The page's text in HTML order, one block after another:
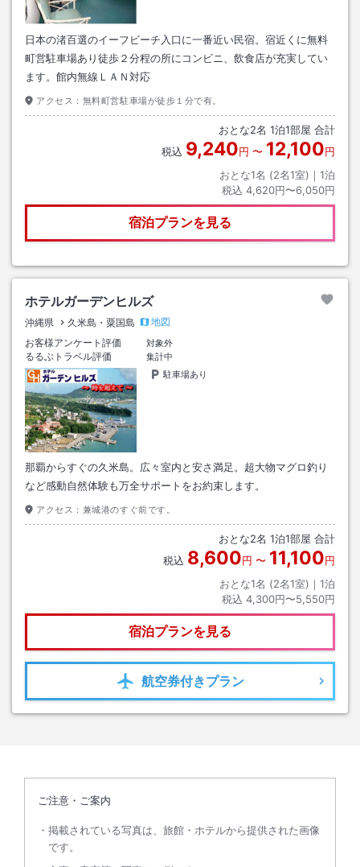
日本の渚百選のイーフビーチ入口に一番近い民宿。宿近くに無料
町営駐車場あり徒歩２分程の所にコンビニ、飲食店が充実してい
ます。館内無線ＬＡＮ対応
アクセス： 無料町営駐車場が徒歩１分で有。
おとな2名 1泊1部屋 合計
税込 9,240円 〜 12,100円
おとな1名 (2名1室)｜ 1泊
税込 4,620円〜6,050円
宿泊プランを見る
ホテルガーデンヒルズ
沖縄県 久米島・粟国島
地図
お客様アンケート評価
対象外
るるぶトラベル評価
集計中
駐車場あり
那覇からすぐの久米島。広々室内と安さ満足。超大物マグロ釣り
など感動自然体験も万全サポートをお約束します。
アクセス： 兼城港のすぐ前です。
おとな2名 1泊1部屋 合計
税込 8,600円 〜 11,100円
おとな1名 (2名1室)｜ 1泊
税込 4,300円〜5,550円
宿泊プランを見る
航空券付きプラン
ご注意・ご案内
掲載されている写真は、旅館・ホテルから提供された画像
です。